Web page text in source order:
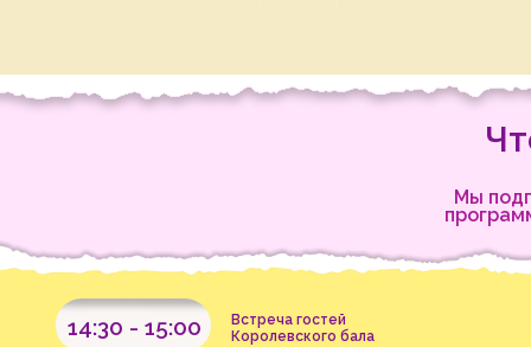
Встреча гостей
Королевского бала
14:30 - 15:00
Мы